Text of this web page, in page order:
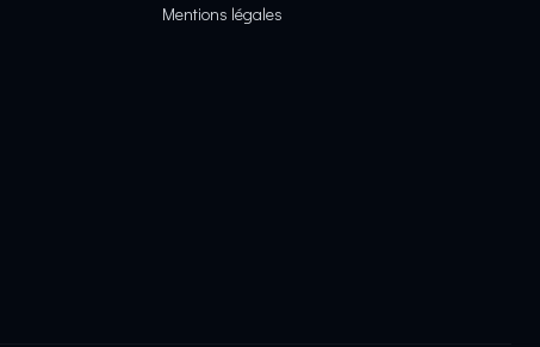
Mentions légales